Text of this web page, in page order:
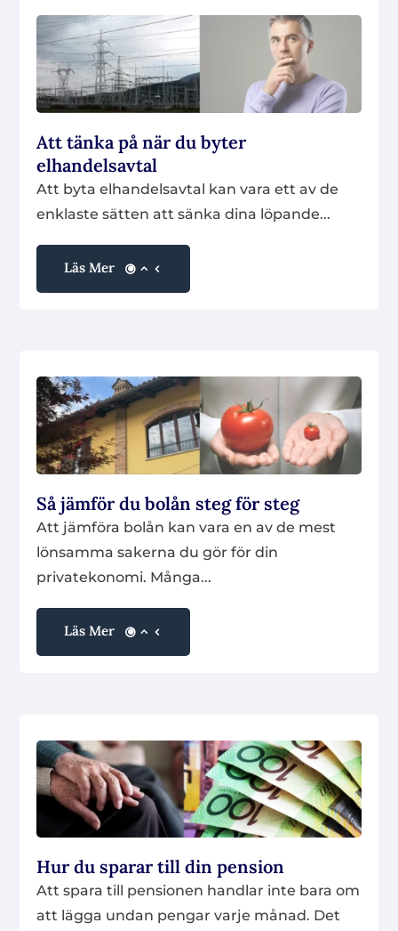
Att tänka på när du byter
elhandelsavtal
Att byta elhandelsavtal kan vara ett av de
enklaste sätten att sänka dina löpande...
Läs Mer
Så jämför du bolån steg för steg
Att jämföra bolån kan vara en av de mest
lönsamma sakerna du gör för din
privatekonomi. Många...
Läs Mer
Hur du sparar till din pension
Att spara till pensionen handlar inte bara om
att lägga undan pengar varje månad. Det